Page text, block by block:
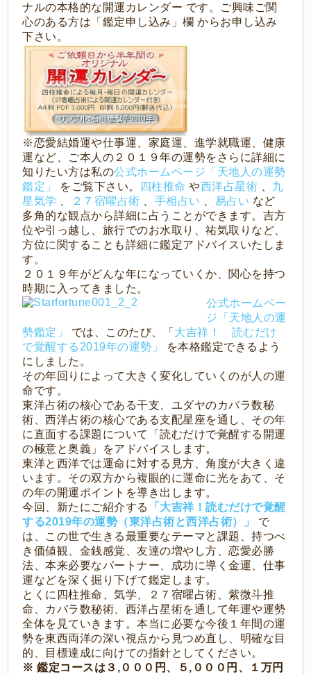
ナルの本格的な開運カレンダー です。ご興味ご関
心のある方は「鑑定申し込み」欄 からお申し込み
下さい。
※恋愛結婚運や仕事運、家庭運、進学就職運、健康
運など、ご本人の２０１９年の運勢をさらに詳細に
知りたい方は私の公式ホームページ「天地人の運勢
鑑定」
をご覧下さい。 四柱推命 や西洋占星術
九
星気学
２７宿曜占術 手相占い 易占い など
多角的な観点から詳細に占うことができます。吉方
位や引っ越し、旅行でのお水取り、祐気取りなど、
方位に関することも詳細に鑑定アドバイスいたしま
す。
２０１９年がどんな年になっていくか、関心を持つ
時期に入ってきました。
公式ホームペー
ジ「天地人の運
勢鑑定」
では、このたび、「 大吉祥！ 読むだけ
で覚醒する2019年の運勢」
を本格鑑定できるよう
にしました。
その年回りによって大きく変化していくのが人の運
命です。
東洋占術の核心である干支、ユダヤのカバラ数秘
術、西洋占術の核心である支配星座を通し、その年
に直面する課題について「読むだけで覚醒する開運
の極意と奥義」をアドバイスします。
東洋と西洋では運命に対する見方、角度が大きく違
います。その双方から複眼的に運命に光をあて、そ
の年の開運ポイントを導き出します。
今回、新たにご紹介する
「大吉祥！読むだけで覚醒
する2019年の運勢（東洋占術と西洋占術）」
で
は、この世で生きる最重要なテーマと課題、持つべ
き価値観、金銭感覚、友達の増やし方、恋愛必勝
法、本来必要なパートナー、成功に導く金運、仕事
運などを深く掘り下げて鑑定します。
とくに四柱推命、気学、２７宿曜占術、紫微斗推
命、カバラ数秘術、西洋占星術を通して年運や運勢
全体を見ていきます。本当に必要な今後１年間の運
勢を東西両洋の深い視点から見つめ直し、明確な目
的、目標達成に向けての指針としてください。
※ 鑑定コースは３,０００円、５,０００円、１万円